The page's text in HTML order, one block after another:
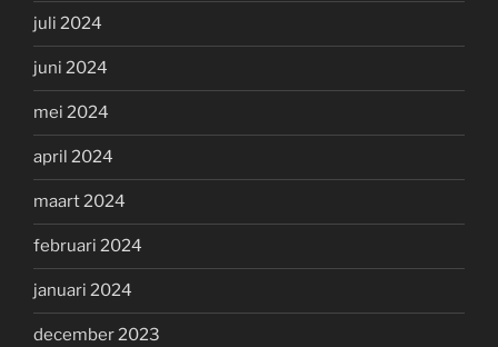
juli 2024
juni 2024
mei 2024
april 2024
maart 2024
februari 2024
januari 2024
december 2023